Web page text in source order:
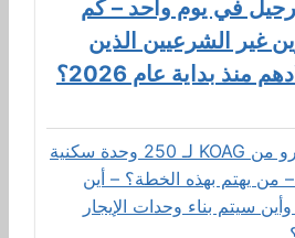
ترحيل في يوم واحد – كم
غير الشرعيين الذين
منذ بداية عام 2026؟